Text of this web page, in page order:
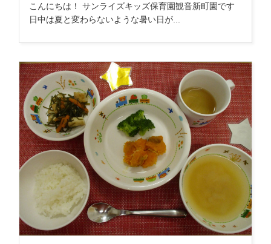
こんにちは！ サンライズキッズ保育園観音新町園です
日中は夏と変わらないような暑い日が...